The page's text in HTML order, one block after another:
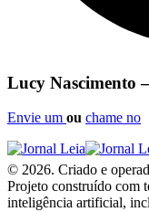
Lucy Nascimento
Envie um ou chame no
© 2026. Criado e
Projeto construído com
inteligência artificial,